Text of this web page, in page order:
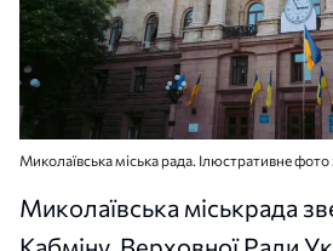
Миколаївська міська рада. Ілюстративне
Миколаївська міськрада